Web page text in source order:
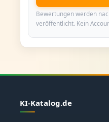
Bewertungen werden
veröffentlicht. Kein
KI-Katalog.de